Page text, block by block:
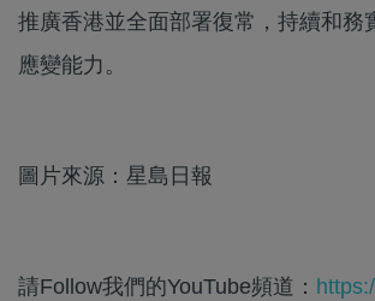
推廣香港並全面部署復常，持續和務
應變能力。
圖片來源：星島日報
請Follow我們的YouTube頻道：